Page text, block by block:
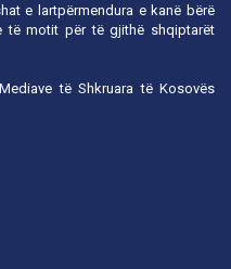
e lartpërmendura e kanë bërë
të motit për të gjithë shqiptarët
të Shkruara të Kosovës